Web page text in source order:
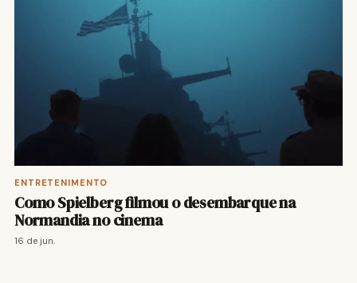
ENTRETENIMENTO
Como Spielberg filmou o desembarque na
Normandia no cinema
16 de jun.